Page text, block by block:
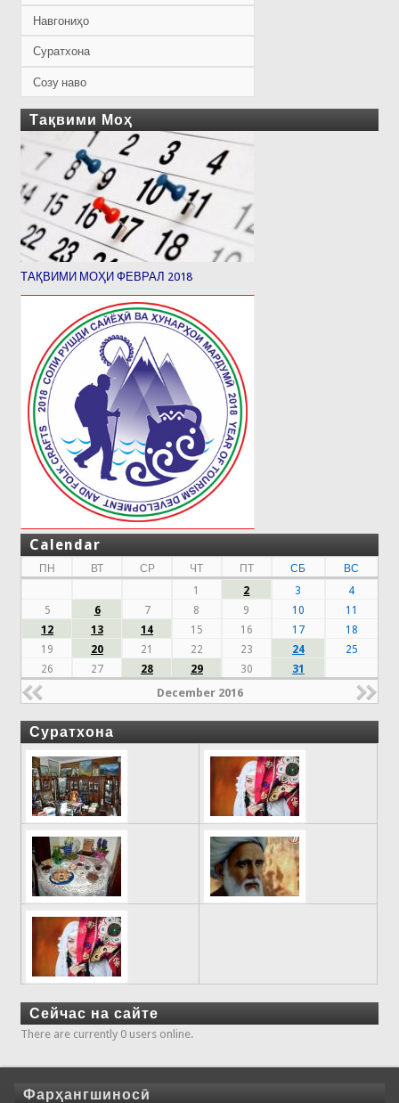
Навгониҳо
Суратхона
Созу наво
Тақвими Моҳ
ТАҚВИМИ МОҲИ ФЕВРАЛ 2018
Calendar
ПН ВТ СР ЧТ ПТ СБ
ВС
1
2 3
4
5
6 7 8 9 10
11
12
13 14 15 16 17
18
19
20 21 22 23 24
25
26
27 28 29 30 31
December 2016
Суратхона
Сейчас на сайте
There are currently 0 users online.
Фарҳангшиносӣ